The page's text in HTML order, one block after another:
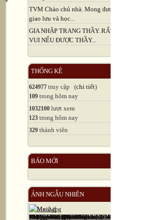
TVM Chào chủ nhà. Mong được
giao lưu và học...
GIA NHẬP TRANG THẦY. RẤT
VUI NẾU ĐƯỢC THẦY...
THỐNG KÊ
624977 truy cập (chi tiết)
109 trong hôm nay
1032100 lượt xem
123 trong hôm nay
329 thành viên
BÁO MỚI
ẢNH NGẪU NHIÊN